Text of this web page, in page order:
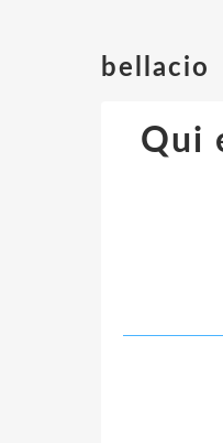
bellacio
Qui